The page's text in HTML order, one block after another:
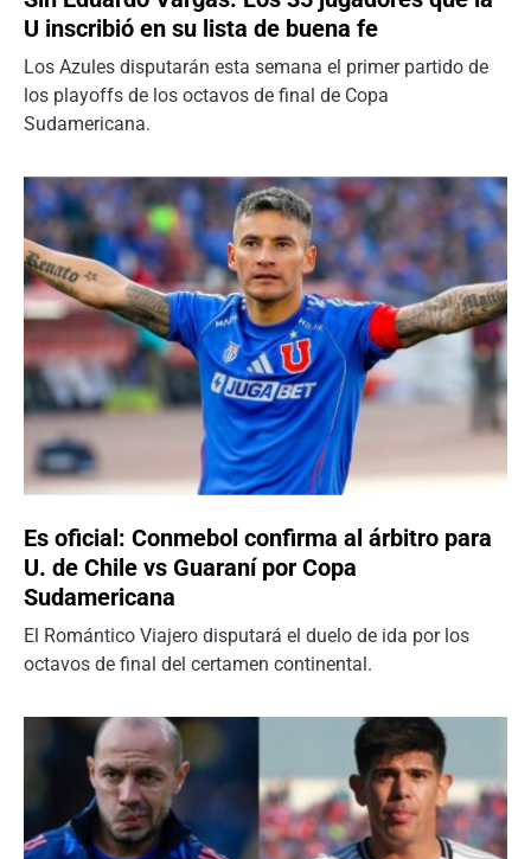
U inscribió en su lista de buena fe
Los Azules disputarán esta semana el primer partido de
los playoffs de los octavos de final de Copa
Sudamericana.
Es oficial: Conmebol confirma al árbitro para
U. de Chile vs Guaraní por Copa
Sudamericana
El Romántico Viajero disputará el duelo de ida por los
octavos de final del certamen continental.